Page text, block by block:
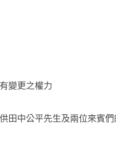
變更之權力
田中公平先生及兩位來賓